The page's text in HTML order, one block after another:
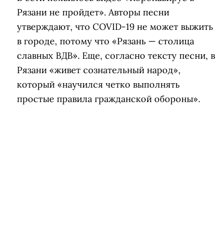
Рязани не пройдет». Авторы песни
утверждают, что COVID-19 не может выжить
в городе, потому что «Рязань — столица
славных ВДВ». Еще, согласно тексту песни, в
Рязани «живет сознательный народ»,
который «научился четко выполнять
простые правила гражданской обороны».